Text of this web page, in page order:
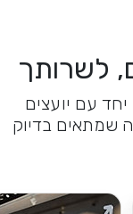
לשרותך
עם יועצים
שמתאים בדיוק